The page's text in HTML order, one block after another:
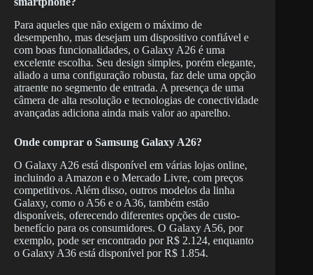
Para aqueles que não exigem o máximo de
desempenho, mas desejam um dispositivo confiável e
com boas funcionalidades, o Galaxy A26 é uma
excelente escolha. Seu design simples, porém elegante,
aliado a uma configuração robusta, faz dele uma opção
atraente no segmento de entrada. A presença de uma
câmera de alta resolução e tecnologias de conectividade
avançadas adiciona ainda mais valor ao aparelho.
Onde comprar o Samsung Galaxy A26?
O Galaxy A26 está disponível em várias lojas online,
incluindo a Amazon e o Mercado Livre, com preços
competitivos. Além disso, outros modelos da linha
Galaxy, como o A56 e o A36, também estão
disponíveis, oferecendo diferentes opções de custo-
benefício para os consumidores. O Galaxy A56, por
exemplo, pode ser encontrado por R$ 2.124, enquanto
o Galaxy A36 está disponível por R$ 1.854.